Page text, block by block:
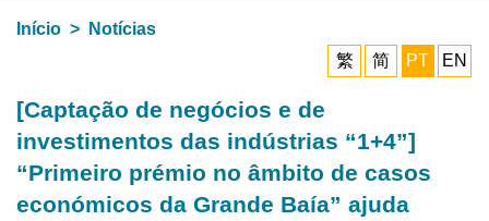
Início
Notícias
繁
简 PT EN
[Captação de negócios e de
investimentos das indústrias “1+4”]
“Primeiro prémio no âmbito de casos
económicos da Grande Baía” ajuda